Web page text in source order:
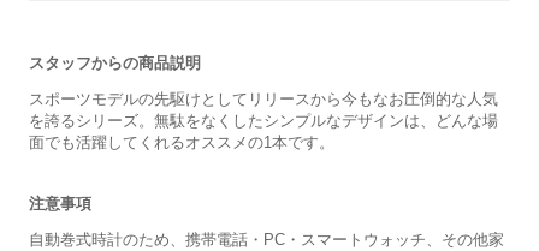
スタッフからの商品説明
スポーツモデルの先駆けとしてリリースから今もなお圧倒的な人気
を誇るシリーズ。無駄をなくしたシンプルなデザインは、どんな場
面でも活躍してくれるオススメの1本です。
注意事項
自動巻式時計のため、携帯電話・PC・スマートウォッチ、その他家